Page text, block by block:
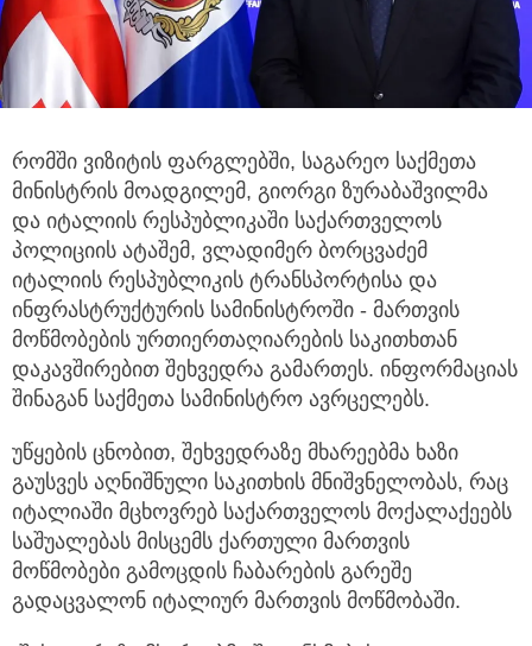
რომში ვიზიტის ფარგლებში, საგარეო საქმეთა
მინისტრის მოადგილემ, გიორგი ზურაბაშვილმა
და იტალიის რესპუბლიკაში საქართველოს
პოლიციის ატაშემ, ვლადიმერ ბორცვაძემ
იტალიის რესპუბლიკის ტრანსპორტისა და
ინფრასტრუქტურის სამინისტროში - მართვის
მოწმობების ურთიერთაღიარების საკითხთან
დაკავშირებით შეხვედრა გამართეს. ინფორმაციას
შინაგან საქმეთა სამინისტრო ავრცელებს.
უწყების ცნობით, შეხვედრაზე მხარეებმა ხაზი
გაუსვეს აღნიშნული საკითხის მნიშვნელობას, რაც
იტალიაში მცხოვრებ საქართველოს მოქალაქეებს
საშუალებას მისცემს ქართული მართვის
მოწმობები გამოცდის ჩაბარების გარეშე
გადაცვალონ იტალიურ მართვის მოწმობაში.